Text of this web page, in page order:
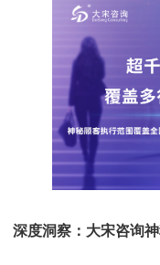
深度洞察：大宋咨询